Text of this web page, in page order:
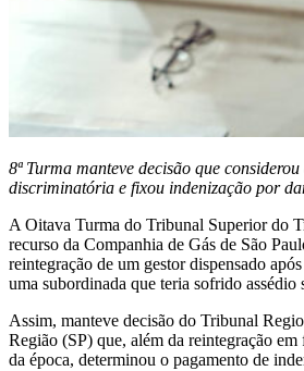
8ª Turma manteve decisão que
discriminatória e fixou indenização por
A Oitava Turma do Tribunal Superior do
recurso da Companhia de Gás de São
reintegração de um gestor dispensado
uma subordinada que teria sofrido assédio
Assim, manteve decisão do Tribunal
Região (SP) que, além da reintegração
da época, determinou o pagamento de